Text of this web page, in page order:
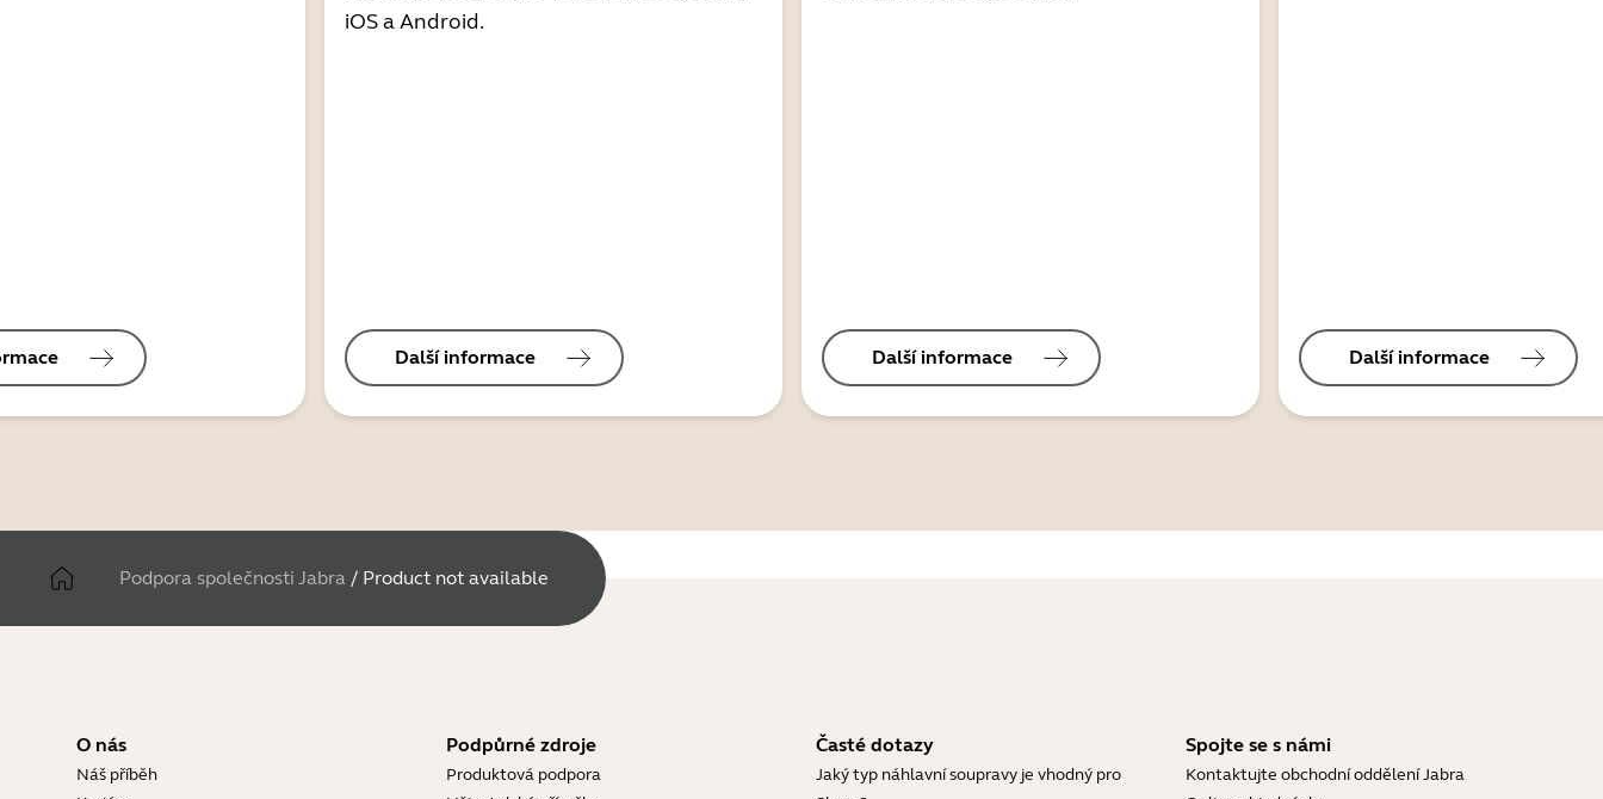
iOS a Android.
Další informace Další informace Další informace
Podpora společnosti Jabra / Product not available
O nás
Náš příběh
Podpůrné zdroje
Produktová podpora
Časté dotazy
Jaký typ náhlavní soupravy je vhodný pro
Spojte se s námi
Kontaktujte obchodní oddělení Jabra